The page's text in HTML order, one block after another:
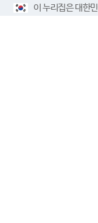
이 누리집은 대한